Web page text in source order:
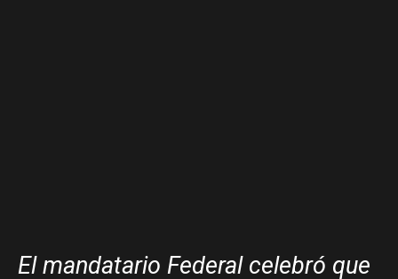
El mandatario Federal celebró que